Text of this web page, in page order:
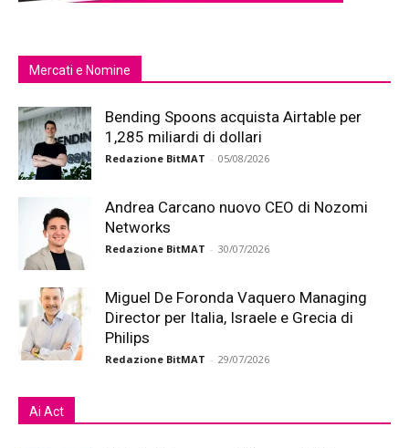
Mercati e Nomine
Bending Spoons acquista Airtable per
1,285 miliardi di dollari
Redazione BitMAT - 05/08/2026
Andrea Carcano nuovo CEO di Nozomi
Networks
Redazione BitMAT - 30/07/2026
Miguel De Foronda Vaquero Managing
Director per Italia, Israele e Grecia di
Philips
Redazione BitMAT - 29/07/2026
Ai Act